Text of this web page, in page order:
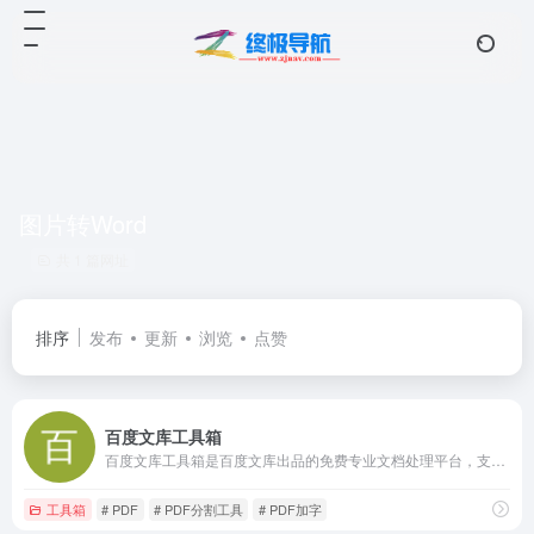
排序 发布 更新 浏览 点赞
百度文库工具箱
工具箱 # PDF # PDF分割工具 # PDF加字